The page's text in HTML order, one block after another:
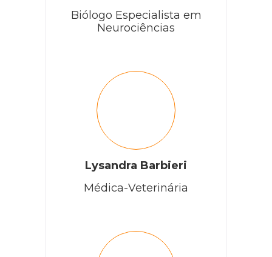
Biólogo Especialista em
Neurociências
Lysandra Barbieri
Médica-Veterinária